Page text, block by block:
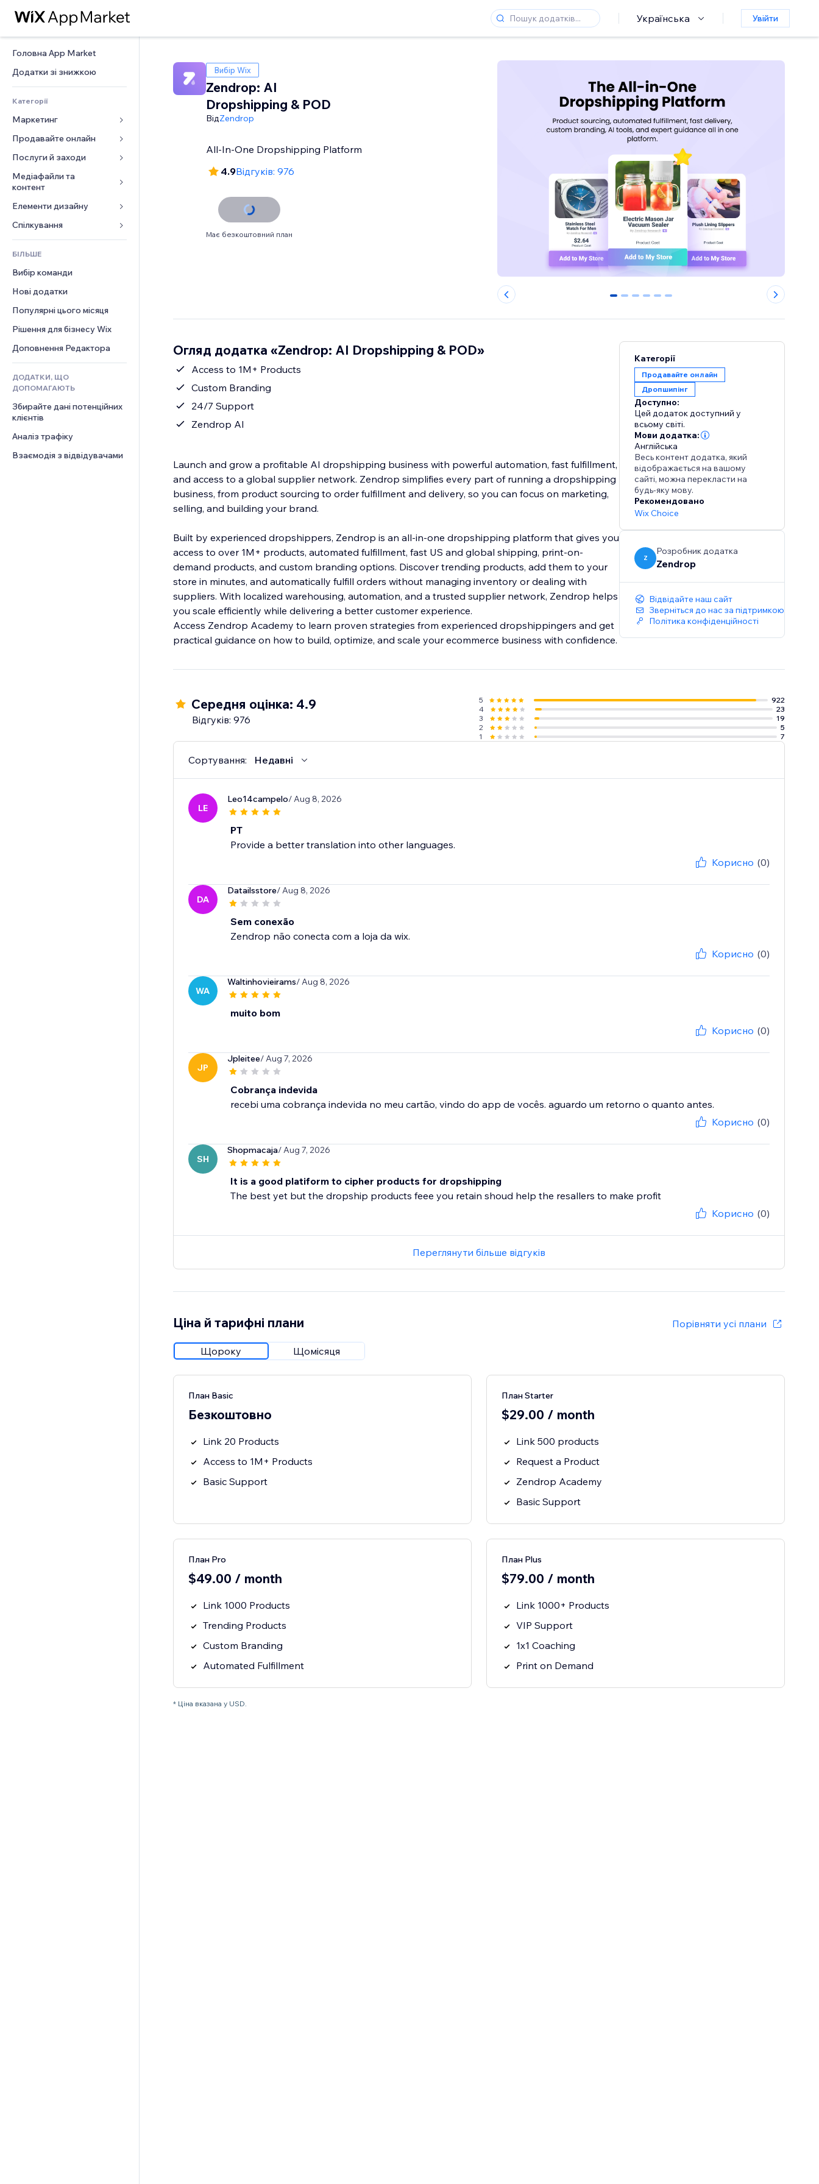
Українська Увійти
Головна App Market
Додатки зі знижкою
Категорії
Маркетинг
Реклама
Мобільний
Аналітика
Соцмережі
SEO
Залучення
Розміщення сайту
Ел. пошта
Конверсія
Продавайте онлайн
Додатки для магазинів
Надсилання та доставка
Кнопки продажу
Онлайн‑курси
Друк на замовлення
Бухгалтерський облік
Купони й лояльність
Рішення для складів
Дропшипінг
Тарифні плани й підписки
Краудфандинг
Їжа та напої
Послуги й заходи
Готелі
Заходи
Ресторани
Нерухомість
Медіафайли та
контент
Галерея
Музика
Подкасти
Фотографія
Відео
PDF
Обмін файлами
Новини
Елементи дизайну
Карти й навігація
Конфіденційність і безпека
Годинник
Шаблони сторінок
Ефекти зображення
Кнопки та меню
Банери та бейджі
Калькулятори
Пошук
Погода
Графіки й таблиці
Форми
Опитування
Чат
Коментарі
Телефон
Спільнота
Відгуки
CRM
БІЛЬШЕ
Вибір команди
Нові додатки
Популярні цього місяця
Рішення для бізнесу Wix
Доповнення Редактора
ДОДАТКИ, ЩО
ДОПОМАГАЮТЬ
Збирайте дані потенційних
клієнтів
Аналіз трафіку
Взаємодія з відвідувачами
Вибір Wix
Zendrop: AI
Dropshipping & POD
ВідZendrop
All-In-One Dropshipping Platform
4.9Відгуків: 976
Має безкоштовний план
0 1 2 3 4 5
Огляд додатка «Zendrop: AI Dropshipping & POD»
Access to 1M+ Products
Custom Branding
24/7 Support
Zendrop AI
Launch and grow a profitable AI dropshipping business with powerful automation, fast fulfillment,
and access to a global supplier network. Zendrop simplifies every part of running a dropshipping
business, from product sourcing to order fulfillment and delivery, so you can focus on marketing,
selling, and building your brand.
Built by experienced dropshippers, Zendrop is an all-in-one dropshipping platform that gives you
access to over 1M+ products, automated fulfillment, fast US and global shipping, print-on-
demand products, and custom branding options. Discover trending products, add them to your
store in minutes, and automatically fulfill orders without managing inventory or dealing with
suppliers. With localized warehousing, automation, and a trusted supplier network, Zendrop helps
you scale efficiently while delivering a better customer experience.
Access Zendrop Academy to learn proven strategies from experienced dropshippingers and get
practical guidance on how to build, optimize, and scale your ecommerce business with confidence.
Категорії
Продавайте онлайн
Дропшипінг
Доступно:
Цей додаток доступний у
всьому світі.
Мови додатка:
Англійська
Весь контент додатка, який
відображається на вашому
сайті, можна перекласти на
будь-яку мову.
Рекомендовано
Wix Choice
Z
Розробник додатка
Zendrop
Відвідайте наш сайт
Зверніться до нас за підтримкою
Політика конфіденційності
Середня оцінка: 4.9
Відгуків: 976
5
922
4
23
3
19
2
5
1
7
Сортування: Недавні
LE
Leo14campelo/ Aug 8, 2026
PT
Provide a better translation into other languages.
Корисно (0)
DA
Datailsstore/ Aug 8, 2026
Sem conexão
Zendrop não conecta com a loja da wix.
Корисно (0)
WA
Waltinhovieirams/ Aug 8, 2026
muito bom
Корисно (0)
JP
Jpleitee/ Aug 7, 2026
Cobrança indevida
recebi uma cobrança indevida no meu cartão, vindo do app de vocês. aguardo um retorno o quanto antes.
Корисно (0)
SH
Shopmacaja/ Aug 7, 2026
It is a good platiform to cipher products for dropshipping
The best yet but the dropship products feee you retain shoud help the resallers to make profit
Корисно (0)
Переглянути більше відгуків
Ціна й тарифні плани Порівняти усі плани
Щороку Щомісяця
План Basic
Безкоштовно
Link 20 Products
Access to 1M+ Products
Basic Support
План Starter
$29.00 / month
Link 500 products
Request a Product
Zendrop Academy
Basic Support
План Pro
$49.00 / month
Link 1000 Products
Trending Products
Custom Branding
Automated Fulfillment
План Plus
$79.00 / month
Link 1000+ Products
VIP Support
1x1 Coaching
Print on Demand
* Ціна вказана у USD.